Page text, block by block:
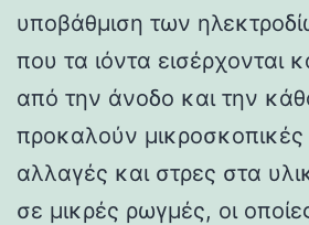
υποβάθμιση των
που τα ιόντα εισέρχονται
από την άνοδο και την
προκαλούν μικροσκοπικές
αλλαγές και στρες στα
σε μικρές ρωγμές, οι